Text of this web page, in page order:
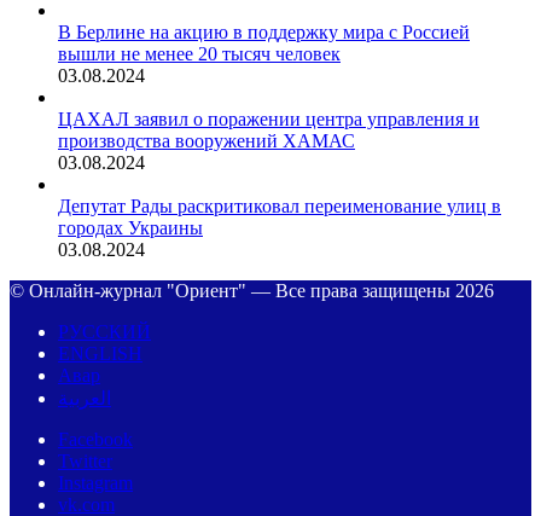
В Берлине на акцию в поддержку мира с Россией
вышли не менее 20 тысяч человек
03.08.2024
ЦАХАЛ заявил о поражении центра управления и
производства вооружений ХАМАС
03.08.2024
Депутат Рады раскритиковал переименование улиц в
городах Украины
03.08.2024
© Онлайн-журнал "Ориент" — Все права защищены 2026
РУССКИЙ
ENGLISH
Авар
العربية
Facebook
Twitter
Instagram
vk.com